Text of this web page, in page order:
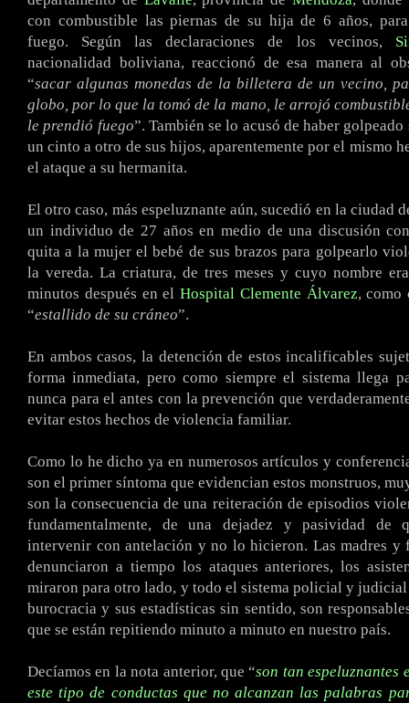
con combustible las piernas de su hija de 6 años,
fuego. Según las declaraciones de los vecinos,
nacionalidad boliviana, reaccionó de esa manera al
“sacar algunas monedas de la billetera de un vecino,
globo, por lo que la tomó de la mano, le arrojó
le prendió fuego”. También se lo acusó de haber
un cinto a otro de sus hijos, aparentemente por el mismo
el ataque a su hermanita.
El otro caso, más espeluznante aún, sucedió en la ciudad
un individuo de 27 años en medio de una discusión
quita a la mujer el bebé de sus brazos para golpearlo
la vereda. La criatura, de tres meses y cuyo nombre
minutos después en elHospital Clemente Álvarez, como
“estallido de su cráneo”.
En ambos casos, la detención de estos incalificables
forma inmediata, pero como siempre el sistema llega
nunca para el antes con la prevención que
evitar estos hechos de violencia familiar.
Como lo he dicho ya en numerosos artículos y
son el primer síntoma que evidencian estos monstruos,
son la consecuencia de una reiteración de episodios
fundamentalmente, de una dejadez y pasividad de
intervenir con antelación y no lo hicieron. Las madres y
denunciaron a tiempo los ataques anteriores, los
miraron para otro lado, y todo el sistema policial y judicial
burocracia y sus estadísticas sin sentido, son
que se están repitiendo minuto a minuto en nuestro país.
Decíamos en la nota anterior, que “son tan espeluznantes
este tipo de conductas que no alcanzan las palabras